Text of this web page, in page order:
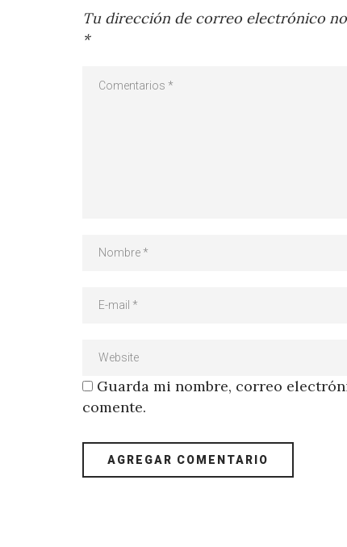
Tu dirección de correo electrónico
*
Guarda mi nombre, correo
comente.